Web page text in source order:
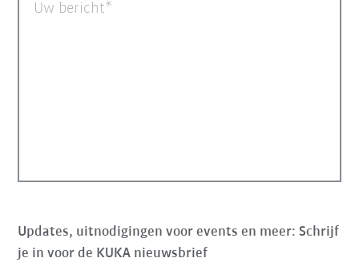
Uw bericht
Updates, uitnodigingen voor events en meer: Schrijf
je in voor de KUKA nieuwsbrief